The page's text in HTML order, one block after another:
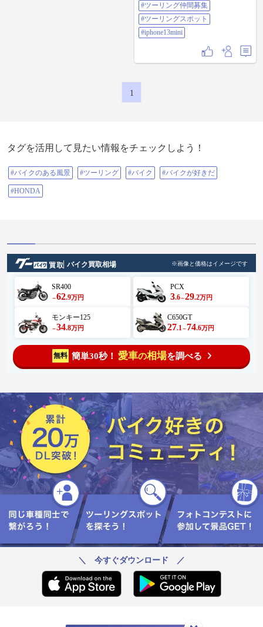
#ツーリング仲間募集
#ツーリングスポット
#iphone13mini
1
タグを活用して見たい情報をチェックしよう！
#バイクのある風景 #ツーリング #バイク #バイクが好きだ
#HONDA
バイク買取相場 ※画像と価格はイメージです
SR400
～62.9万円
PCX
3.6～29.2万円
モンキー125
～34.8万円
C650GT
27.1 ～ 74.6万円
無料 簡単30秒！ 愛車の相場を調べる
＼ 今すぐダウンロード ／